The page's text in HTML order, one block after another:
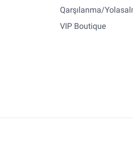
Qarşılanma/
VIP Boutique